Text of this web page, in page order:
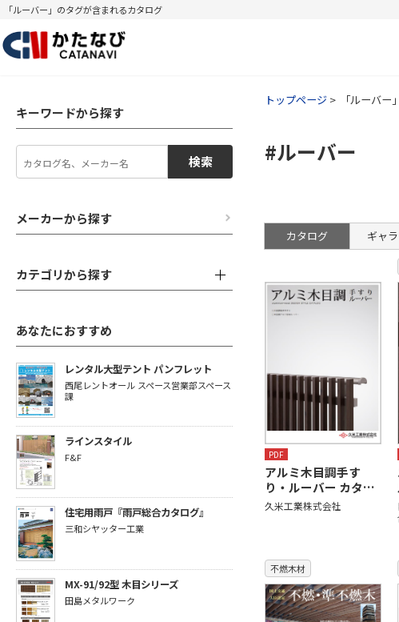
「ルーバー」のタグが含まれるカタログ
キーワードから探す
検索
メーカーから探す
カテゴリから探す
あなたにおすすめ
レンタル大型テント パンフレット
西尾レントオール スペース営業部スペース
課
ラインスタイル
F&F
住宅用雨戸『雨戸総合カタログ』
三和シヤッター工業
MX-91/92型 木目シリーズ
田島メタルワーク
トップページ 「ルーバー
#ルーバー
カタログ ギャ
PDF
アルミ木目調手す
り・ルーバー カタ…
久米工業株式会社
不燃木材